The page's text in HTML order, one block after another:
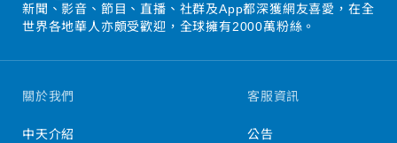
新聞、影音、節目、直播、社群及App都深獲網友喜愛，在全
世界各地華人亦頗受歡迎，全球擁有2000萬粉絲。
關於我們
中天介紹
客服資訊
公告